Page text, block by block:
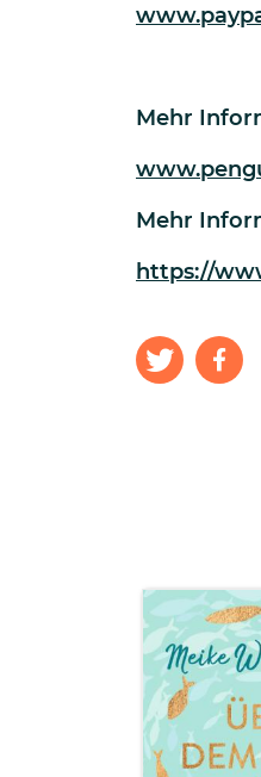
Mehr
Mehr
https://